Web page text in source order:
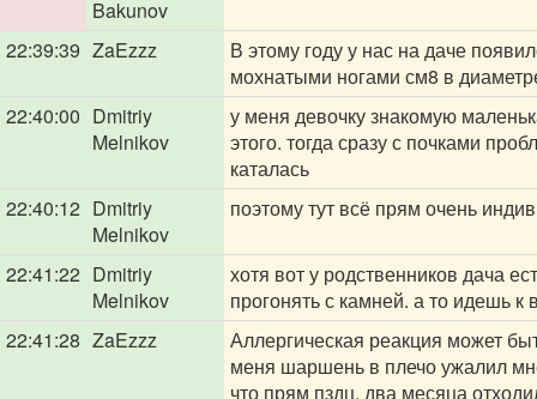
Bakunov
22:39:39 ZaEzzz
В этому году у нас на даче
мохнатыми ногами см8 в
22:40:00 Dmitriy
Melnikov
у меня девочку знакомую
этого. тогда сразу с почками
каталась
22:40:12 Dmitriy
Melnikov
поэтому тут всё прям очень
22:41:22 Dmitriy
Melnikov
хотя вот у родственников дача
прогонять с камней. а то идешь к
22:41:28 ZaEzzz
Аллергическая реакция может
меня шаршень в плечо ужалил
что прям пздц, два месяца